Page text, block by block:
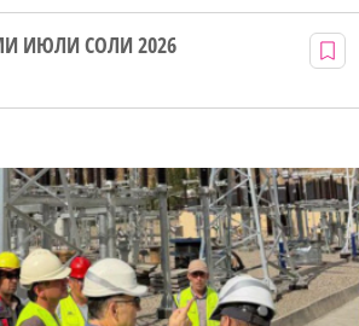
ИЮЛИ СОЛИ 2026